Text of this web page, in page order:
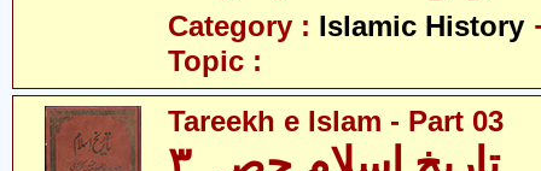
Category : Islamic History
Topic :
Tareekh e Islam - Part 03